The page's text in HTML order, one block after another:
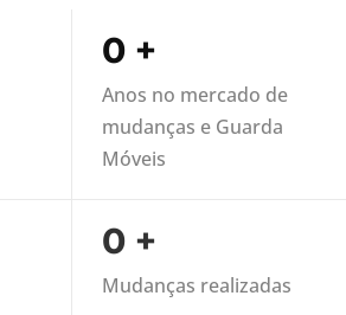
0 +
Anos no mercado de
mudanças e Guarda
Móveis
0 +
Mudanças realizadas